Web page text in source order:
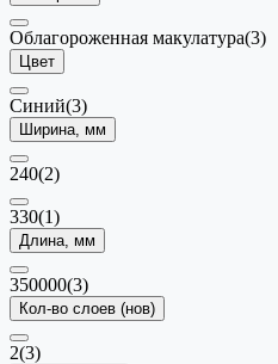
Облагороженная макулатура(3)
Цвет
Синий(3)
Ширина, мм
240(2)
330(1)
Длина, мм
350000(3)
Кол-во слоев (нов)
2(3)